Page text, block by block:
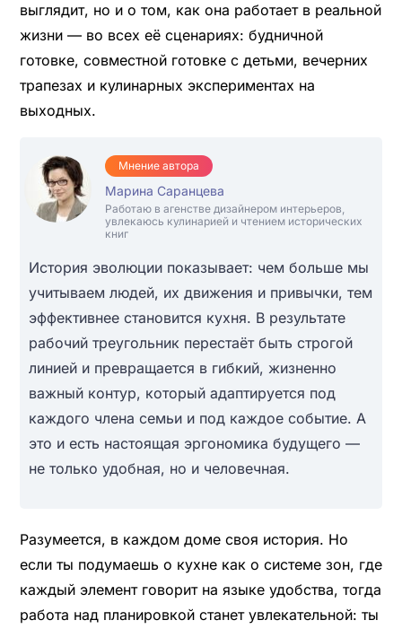
выглядит, но и о том, как она работает в реальной
жизни — во всех её сценариях: будничной
готовке, совместной готовке с детьми, вечерних
трапезах и кулинарных экспериментах на
выходных.
Мнение автора
Марина Саранцева
Работаю в агенстве дизайнером интерьеров,
увлекаюсь кулинарией и чтением исторических
книг
История эволюции показывает: чем больше мы
учитываем людей, их движения и привычки, тем
эффективнее становится кухня. В результате
рабочий треугольник перестаёт быть строгой
линией и превращается в гибкий, жизненно
важный контур, который адаптируется под
каждого члена семьи и под каждое событие. А
это и есть настоящая эргономика будущего —
не только удобная, но и человечная.
Разумеется, в каждом доме своя история. Но
если ты подумаешь о кухне как о системе зон, где
каждый элемент говорит на языке удобства, тогда
работа над планировкой станет увлекательной: ты